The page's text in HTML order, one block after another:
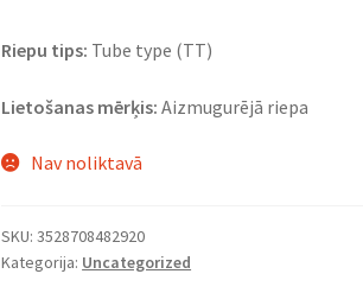
Riepu tips: Tube type (TT)
Lietošanas mērķis: Aizmugurējā riepa
Nav noliktavā
SKU:3528708482920
Kategorija: Uncategorized